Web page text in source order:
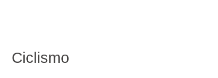
Ciclismo